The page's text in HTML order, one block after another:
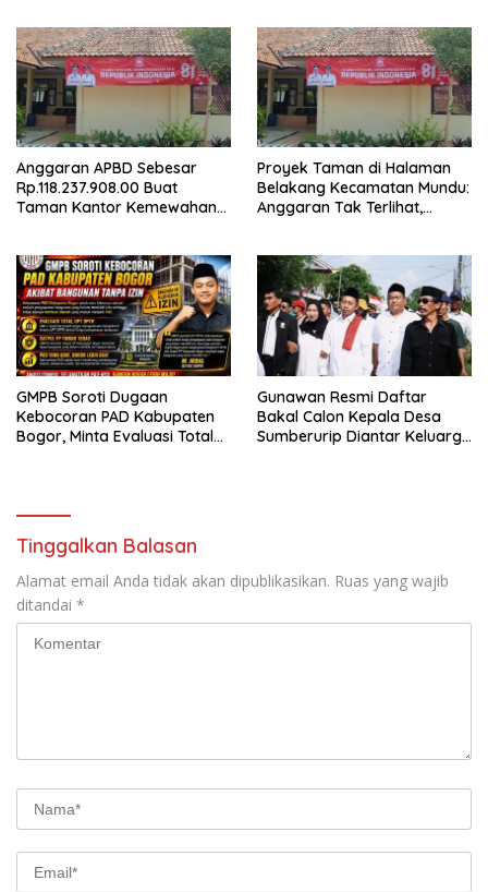
Anggaran APBD Sebesar
Rp.118.237.908.00 Buat
Taman Kantor Kemewahan
Secara Terbuka!
Proyek Taman di Halaman
Belakang Kecamatan Mundu:
Anggaran Tak Terlihat,
GMPB Soroti Dugaan
Kebocoran PAD Kabupaten
Bogor, Minta Evaluasi Total
Gunawan Resmi Daftar
Bakal Calon Kepala Desa
Sumberurip Diantar Keluarga
Tinggalkan Balasan
Alamat email Anda tidak akan dipublikasikan. Ruas yang wajib
ditandai *